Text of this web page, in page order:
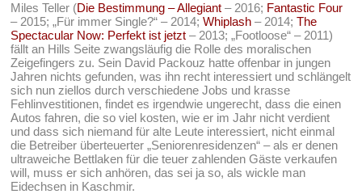
Miles Teller (Die Bestimmung – Allegiant – 2016; Fantastic Four
– 2015; „Für immer Single?“ – 2014;Whiplash – 2014;The
Spectacular Now: Perfekt ist jetzt – 2013; „Footloose“ – 2011)
fällt an Hills Seite zwangsläufig die Rolle des moralischen
Zeigefingers zu. Sein David Packouz hatte offenbar in jungen
Jahren nichts gefunden, was ihn recht interessiert und schlängelt
sich nun ziellos durch verschiedene Jobs und krasse
Fehlinvestitionen, findet es irgendwie ungerecht, dass die einen
Autos fahren, die so viel kosten, wie er im Jahr nicht verdient
und dass sich niemand für alte Leute interessiert, nicht einmal
die Betreiber überteuerter „Seniorenresidenzen“ – als er denen
ultraweiche Bettlaken für die teuer zahlenden Gäste verkaufen
will, muss er sich anhören, das sei ja so, als wickle man
Eidechsen in Kaschmir.